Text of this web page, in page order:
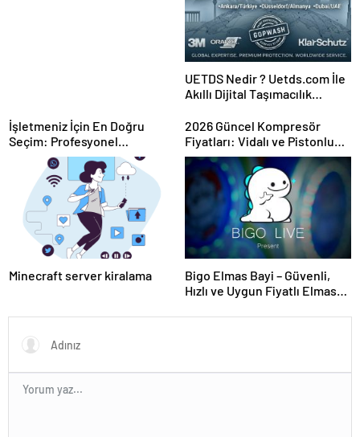
UETDS Nedir ? Uetds.com İle
Akıllı Dijital Taşımacılık
İşletmeniz İçin En Doğru
Seçim: Profesyonel
Kompresör Markaları Rehberi
2026 Güncel Kompresör
Fiyatları: Vidalı ve Pistonlu
Modellerde En İyi Teklifler
Minecraft server kiralama
Bigo Elmas Bayi – Güvenli,
Hızlı ve Uygun Fiyatlı Elmas